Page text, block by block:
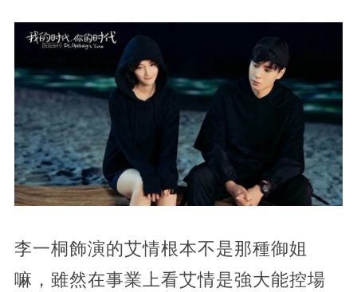
李一桐飾演的艾情根本不是那種御姐
嘛，雖然在事業上看艾情是強大能控場